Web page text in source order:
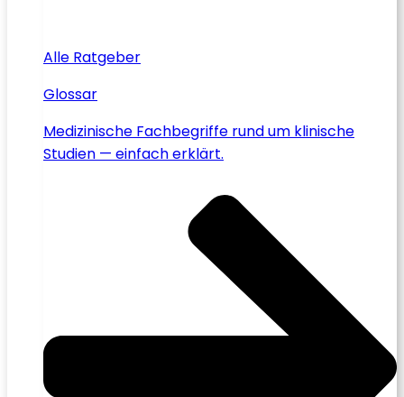
Alle Ratgeber
Glossar
Medizinische Fachbegriffe rund um klinische
Studien — einfach erklärt.